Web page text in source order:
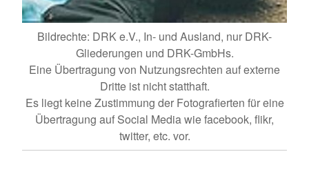
Bildrechte: DRK e.V., In- und Ausland, nur DRK-
Gliederungen und DRK-GmbHs.
Eine Übertragung von Nutzungsrechten auf externe
Dritte ist nicht statthaft.
Es liegt keine Zustimmung der Fotografierten für eine
Übertragung auf Social Media wie facebook, flikr,
twitter, etc. vor.